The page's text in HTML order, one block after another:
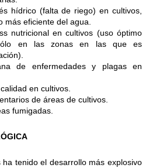
hídrico (falta de riego) en cultivos,
más eficiente del agua.
nutricional en cultivos (uso óptimo
en las zonas en las que es
de enfermedades y plagas en
en cultivos.
de áreas de cultivos.
fumigadas.
tenido el desarrollo más explosivo